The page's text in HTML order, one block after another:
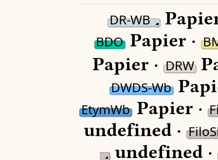
DR-WB
BDOPapier ·
Papier ·DRW
DWDS-Wb
EtymWbPapier ·
undefined ·
undefined ·